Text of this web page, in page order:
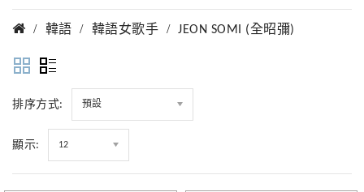
韓語 韓語女歌手 JEON SOMI (全昭彌)
排序方式: 預設
顯示: 12